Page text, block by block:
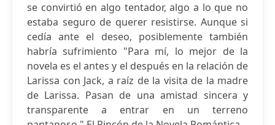
se convirtió en algo tentador, algo a lo que no
estaba seguro de querer resistirse. Aunque si
cedía ante el deseo, posiblemente también
habría sufrimiento "Para mí, lo mejor de la
novela es el antes y el después en la relación de
Larissa con Jack, a raíz de la visita de la madre
de Larissa. Pasan de una amistad sincera y
transparente a entrar en un terreno